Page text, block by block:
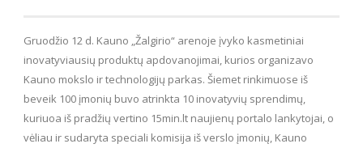
Gruodžio 12 d. Kauno „Žalgirio“ arenoje įvyko kasmetiniai
inovatyviausių produktų apdovanojimai, kurios organizavo
Kauno mokslo ir technologijų parkas. Šiemet rinkimuose iš
beveik 100 įmonių buvo atrinkta 10 inovatyvių sprendimų,
kuriuoa iš pradžių vertino 15min.lt naujienų portalo lankytojai, o
vėliau ir sudaryta speciali komisija iš verslo įmonių, Kauno